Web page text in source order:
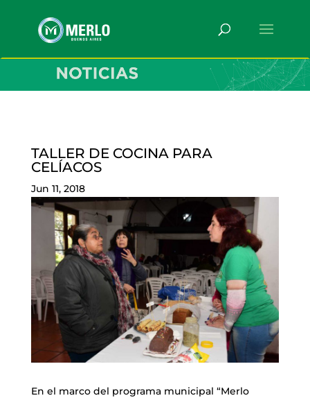
TALLER DE COCINA PARA
CELÍACOS
Jun 11, 2018
En el marco del programa municipal “Merlo